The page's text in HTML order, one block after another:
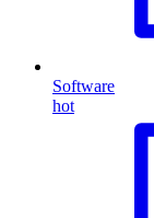
Software
hot